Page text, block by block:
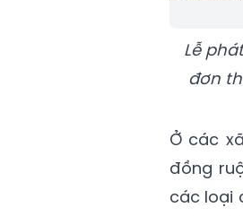
Lễ
đơn
Ở các
đồng
các loại